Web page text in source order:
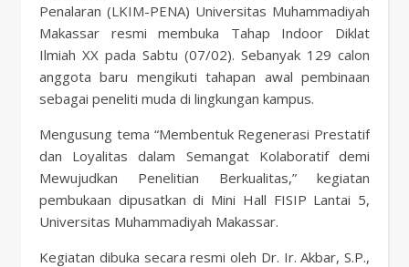
Penalaran (LKIM-PENA) Universitas Muhammadiyah
Makassar resmi membuka Tahap Indoor Diklat
Ilmiah XX pada Sabtu (07/02). Sebanyak 129 calon
anggota baru mengikuti tahapan awal pembinaan
sebagai peneliti muda di lingkungan kampus.
Mengusung tema “Membentuk Regenerasi Prestatif
dan Loyalitas dalam Semangat Kolaboratif demi
Mewujudkan Penelitian Berkualitas,” kegiatan
pembukaan dipusatkan di Mini Hall FISIP Lantai 5,
Universitas Muhammadiyah Makassar.
Kegiatan dibuka secara resmi oleh Dr. Ir. Akbar, S.P.,